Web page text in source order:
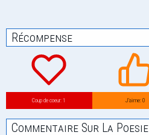
Récompense
Coup de coeur: 1 J’aime: 0
Commentaire Sur La Poesie